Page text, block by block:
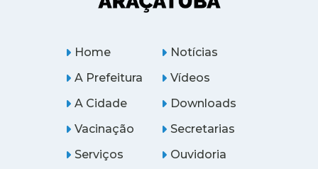
Home
A Prefeitura
A Cidade
Notícias
Vídeos
Downloads
Vacinação
Serviços
Secretarias
Ouvidoria